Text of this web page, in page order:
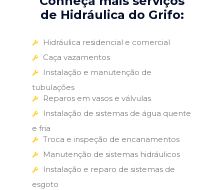
de Hidráulica do Grifo:
Hidráulica residencial e comercial
Caça vazamentos
Instalação e manutenção de
tubulações
Reparos em vasos e válvulas
Instalação de sistemas de água quente
e fria
Troca e inspeção de encanamentos
Manutenção de sistemas hidráulicos
Instalação e reparo de sistemas de
esgoto